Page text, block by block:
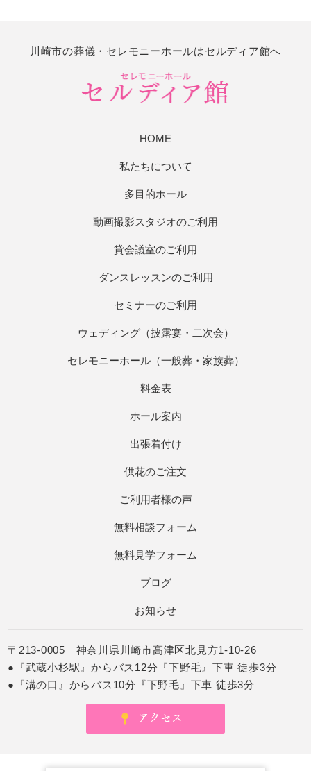
川崎市の葬儀・セレモニーホールはセルディア館へ
HOME
私たちについて
多目的ホール
動画撮影スタジオのご利用
貸会議室のご利用
ダンスレッスンのご利用
セミナーのご利用
ウェディング（披露宴・二次会）
セレモニーホール（一般葬・家族葬）
料金表
ホール案内
出張着付け
供花のご注文
ご利用者様の声
無料相談フォーム
無料見学フォーム
ブログ
お知らせ
〒213-0005 神奈川県川崎市高津区北見方1-10-26
●『武蔵小杉駅』からバス12分『下野毛』下車 徒歩3分
●『溝の口』からバス10分『下野毛』下車 徒歩3分